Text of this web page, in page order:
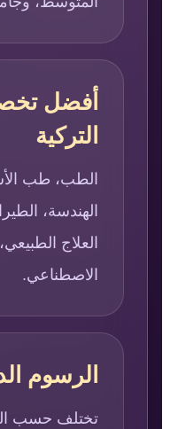
أفضل
التركية
الطب، طب
الهندسة،
العلاج
الاصطناعي.
الرسوم
تختلف حسب